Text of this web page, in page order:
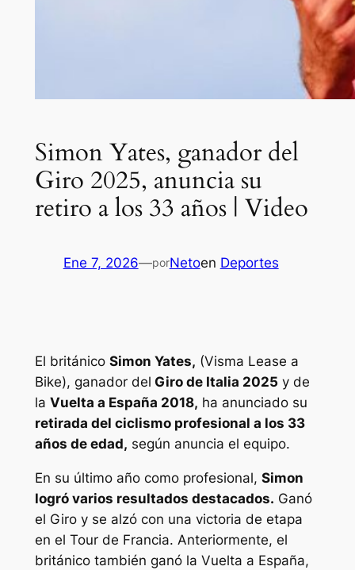
Simon Yates, ganador del
Giro 2025, anuncia su
retiro a los 33 años | Video
Ene 7, 2026—porNetoen Deportes
El británico Simon Yates, (Visma Lease a
Bike), ganador del Giro de Italia 2025 y de
la Vuelta a España 2018, ha anunciado su
retirada del ciclismo profesional a los 33
años de edad, según anuncia el equipo.
En su último año como profesional, Simon
logró varios resultados destacados. Ganó
el Giro y se alzó con una victoria de etapa
en el Tour de Francia. Anteriormente, el
británico también ganó la Vuelta a España,